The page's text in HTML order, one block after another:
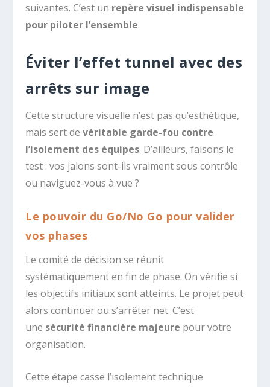
suivantes. C’est un repère visuel indispensable
pour piloter l’ensemble.
Éviter l’effet tunnel avec des
arrêts sur image
Cette structure visuelle n’est pas qu’esthétique,
mais sert devéritable garde-fou contre
l’isolement des équipes. D’ailleurs, faisons le
test : vos jalons sont-ils vraiment sous contrôle
ou naviguez-vous à vue ?
Le pouvoir du Go/No Go pour valider
vos phases
Le comité de décision se réunit
systématiquement en fin de phase. On vérifie si
les objectifs initiaux sont atteints. Le projet peut
alors continuer ou s’arrêter net. C’est
une sécurité financière majeure pour votre
organisation.
Cette étape casse l’isolement technique